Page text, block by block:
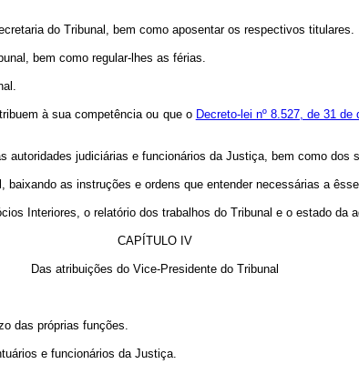
do Tribunal, bem como aposentar os respectivos titulares.
bem como regular-lhes as férias.
à sua competência ou que o Decreto-lei nº 8.527, de 31 de
judiciárias e funcionários da Justiça, bem como dos
as instruções e ordens que entender necessárias a
Interiores, o relatório dos trabalhos do Tribunal e o estado
CAPÍTULO IV
Das atribuições do Vice-Presidente do Tribunal
das próprias funções.
e funcionários da Justiça.